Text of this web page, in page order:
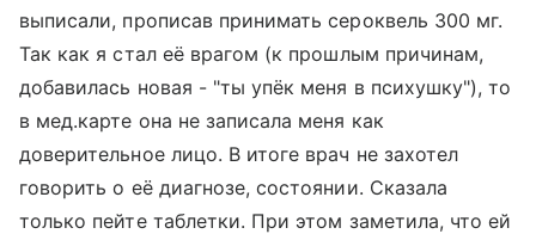
выписали, прописав принимать сероквель 300 мг.
Так как я стал её врагом (к прошлым причинам,
добавилась новая - "ты упёк меня в психушку"), то
в мед.карте она не записала меня как
доверительное лицо. В итоге врач не захотел
говорить о её диагнозе, состоянии. Сказала
только пейте таблетки. При этом заметила, что ей